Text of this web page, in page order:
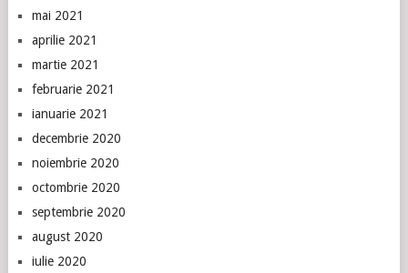
mai 2021
aprilie 2021
martie 2021
februarie 2021
ianuarie 2021
decembrie 2020
noiembrie 2020
octombrie 2020
septembrie 2020
august 2020
iulie 2020